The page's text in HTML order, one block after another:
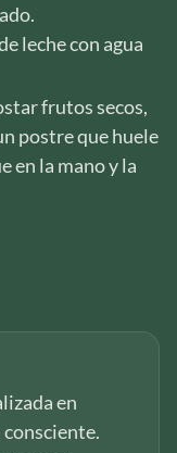
leche con agua
frutos secos,
postre que huele
en la mano y la
en